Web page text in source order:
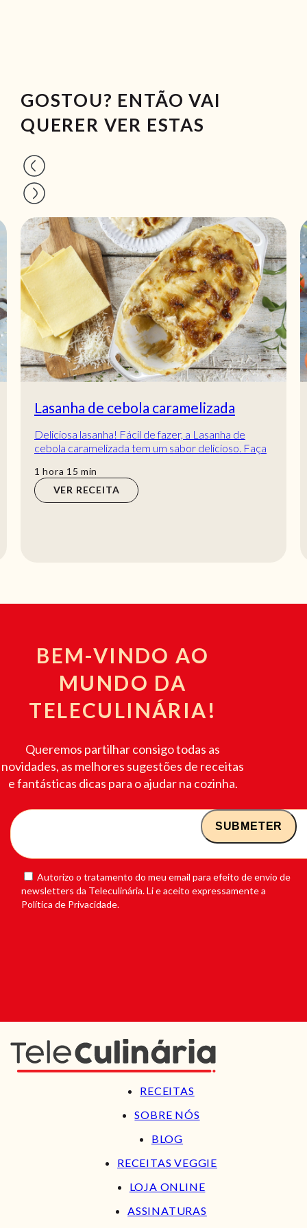
GOSTOU? ENTÃO VAI
QUERER VER ESTAS
Pasta de espinafres e ricota
Pasta de espinafres e ricota! Apetece-lhe uma
Pasta? Porque não experimentar esta pasta de
20min
min
VER RECEITA
BEM-VINDO AO
MUNDO DA
TELECULINÁRIA!
Queremos partilhar consigo todas as
novidades, as melhores sugestões de receitas
e fantásticas dicas para o ajudar na cozinha.
Autorizo o tratamento do meu email para efeito de envio de
newsletters da Teleculinária. Li e aceito expressamente a
Política de Privacidade.
RECEITAS
SOBRE NÓS
BLOG
RECEITAS VEGGIE
LOJA ONLINE
ASSINATURAS